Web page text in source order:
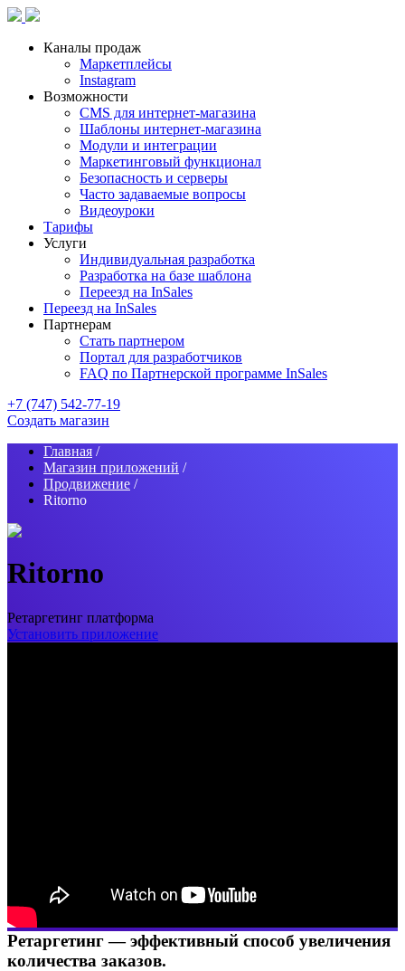
Каналы продаж
Маркетплейсы
Instagram
Возможности
CMS для интернет-магазина
Шаблоны интернет-магазина
Модули и интеграции
Маркетинговый функционал
Безопасность и серверы
Часто задаваемые вопросы
Видеоуроки
Тарифы
Услуги
Индивидуальная разработка
Разработка на базе шаблона
Переезд на InSales
Переезд на InSales
Партнерам
Стать партнером
Портал для разработчиков
FAQ по Партнерской программе InSales
+7 (747) 542-77-19
Создать магазин
Главная /
Магазин приложений /
Продвижение /
Ritorno
Ritorno
Ретаргетинг платформа
Установить приложение
Ретаргетинг — эффективный способ увеличения
количества заказов.